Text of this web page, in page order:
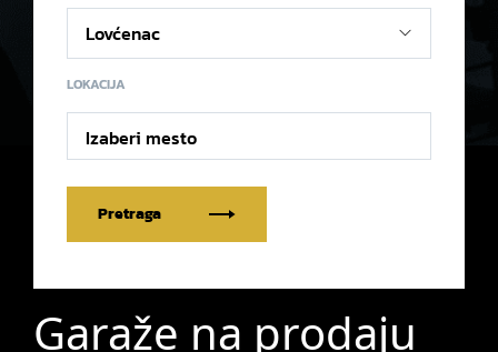
LOKACIJA
Izaberi mesto
Pretraga
Garaže na prodaju